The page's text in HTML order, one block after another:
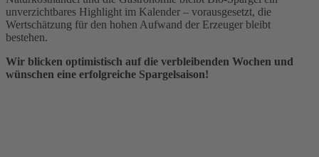
unverzichtbares Highlight im Kalender – vorausgesetzt, die
Wertschätzung für den hohen Aufwand der Erzeuger bleibt
bestehen.
Wir blicken optimistisch auf die verbleibenden Wochen und
wünschen eine erfolgreiche Spargelsaison!